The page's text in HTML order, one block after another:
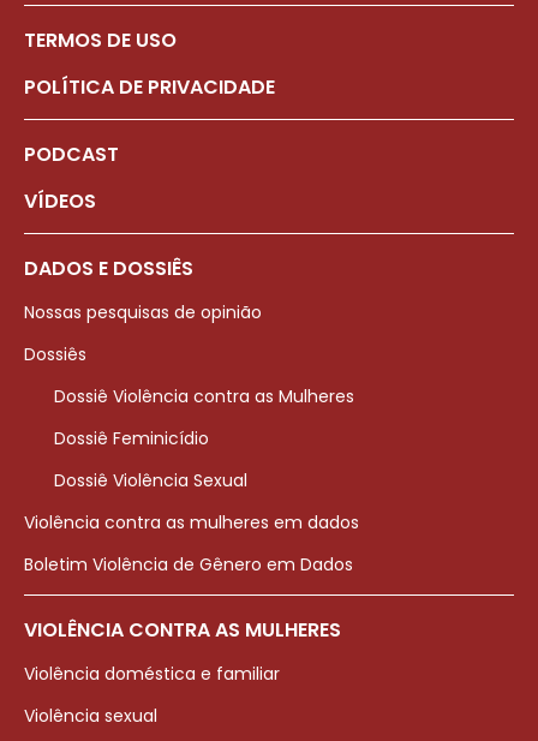
TERMOS DE USO
POLÍTICA DE PRIVACIDADE
PODCAST
VÍDEOS
DADOS E DOSSIÊS
Nossas pesquisas de opinião
Dossiês
Dossiê Violência contra as Mulheres
Dossiê Feminicídio
Dossiê Violência Sexual
Violência contra as mulheres em dados
Boletim Violência de Gênero em Dados
VIOLÊNCIA CONTRA AS MULHERES
Violência doméstica e familiar
Violência sexual